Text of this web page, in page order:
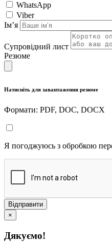
WhatsApp
Viber
Імʼя
Супровідний лист
Резюме
Натисніть для завантаження резюме
Формати: PDF, DOC, DOCX
Я погоджуюсь з обробкою
Відправити
×
Дякуємо!